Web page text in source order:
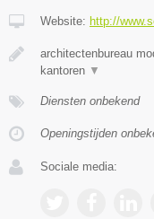
Website: http://
architectenbureau
kantoren ▼
Diensten onbekend
Openingstijden
Sociale media: